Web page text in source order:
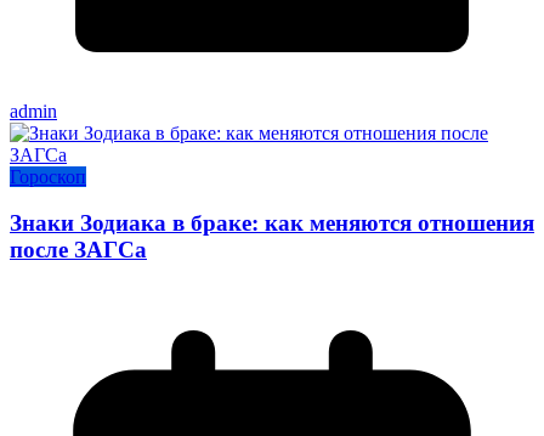
admin
Гороскоп
Знаки Зодиака в браке: как меняются отношения
после ЗАГСа